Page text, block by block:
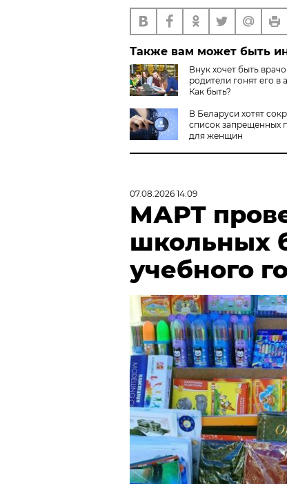
Также вам может быть
Внук хочет быть
родители гонят его в
Как быть?
В Беларуси хотят
список запрещенных
для женщин
07.08.2026 14:09
МАРТ
школьных
учебного